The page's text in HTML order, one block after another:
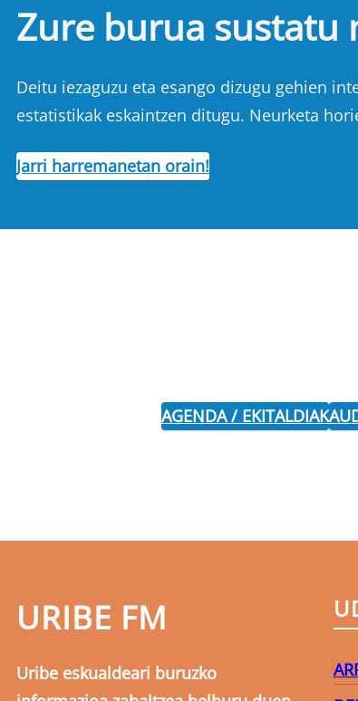
Zure burua sustatu
Deitu iezaguzu eta esango dizugu gehien
estatistikak eskaintzen ditugu. Neurketa
Jarri harremanetan orain!
AGENDA / EKITALDIAK
URIBE FM
Uribe eskualdeari buruzko